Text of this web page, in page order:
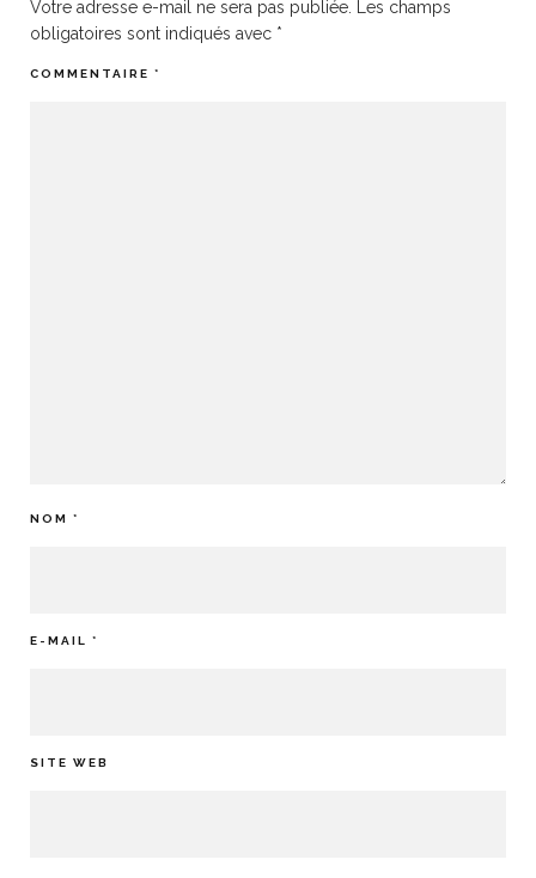
Votre adresse e-mail ne sera pas publiée.
Les champs
obligatoires sont indiqués avec *
COMMENTAIRE *
NOM *
E-MAIL *
SITE WEB